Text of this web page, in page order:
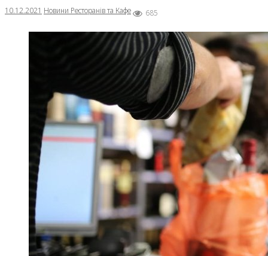
10.12.2021 Новини Ресторанів та Кафе 685